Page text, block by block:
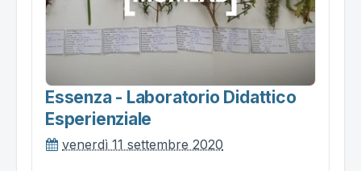
Essenza - Laboratorio Didattico
Esperienziale
venerdì 11 settembre 2020